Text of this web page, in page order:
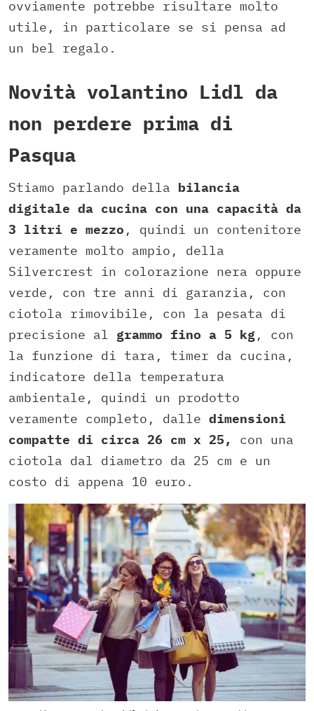
ovviamente potrebbe risultare molto
utile, in particolare se si pensa ad
un bel regalo.
Novità volantino Lidl da
non perdere prima di
Pasqua
Stiamo parlando della bilancia
digitale da cucina con una capacità da
3 litri e mezzo , quindi un contenitore
veramente molto ampio, della
Silvercrest in colorazione nera oppure
verde, con tre anni di garanzia, con
ciotola rimovibile, con la pesata di
precisione al grammo fino a 5 kg, con
la funzione di tara, timer da cucina,
indicatore della temperatura
ambientale, quindi un prodotto
veramente completo, dalle dimensioni
compatte di circa 26 cm x 25,
con una
ciotola dal diametro da 25 cm e un
costo di appena 10 euro.